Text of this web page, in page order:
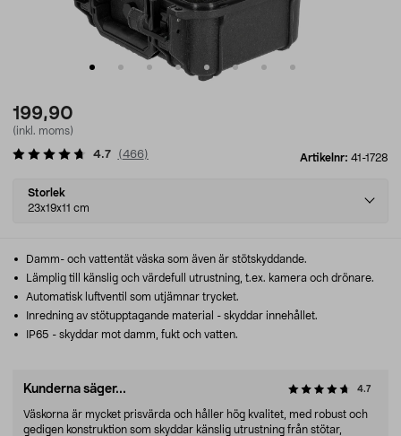
199,90
(inkl. moms)
Artikelnr: 41-1728
4.7 (466)
Select
variant
Storlek
23x19x11 cm
Damm- och vattentät väska som även är stötskyddande.
Lämplig till känslig och värdefull utrustning, t.ex. kamera och drönare.
Automatisk luftventil som utjämnar trycket.
Inredning av stötupptagande material - skyddar innehållet.
IP65 - skyddar mot damm, fukt och vatten.
Kunderna säger... 4.7
Väskorna är mycket prisvärda och håller hög kvalitet, med robust och
gedigen konstruktion som skyddar känslig utrustning från stötar,